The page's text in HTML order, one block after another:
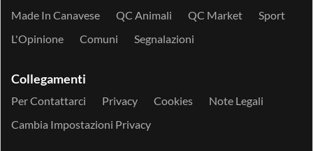
Made In Canavese
QC Animali QC Market
Sport
L'Opinione
Comuni Segnalazioni
Collegamenti
Per Contattarci Privacy Cookies
Note Legali
Cambia Impostazioni Privacy